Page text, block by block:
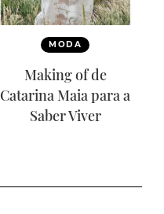
MODA
Making of de
Catarina Maia para a
Saber Viver